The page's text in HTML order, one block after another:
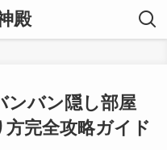
殿
ンバン隠し部屋
完全攻略ガイド